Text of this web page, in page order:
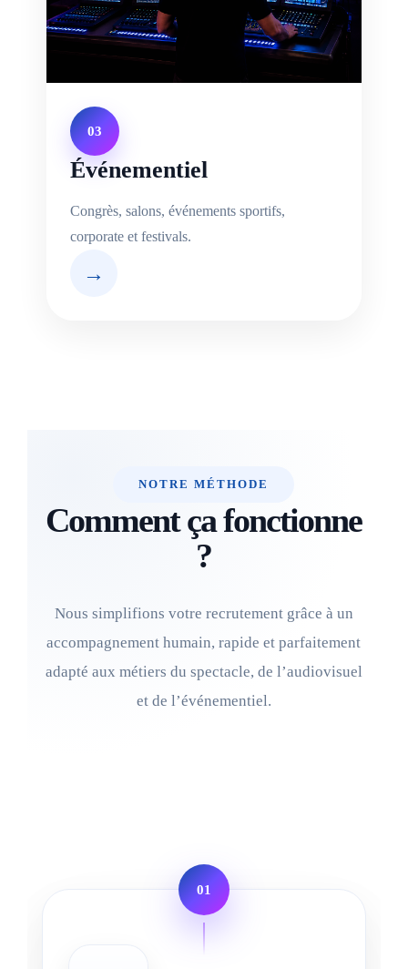
03
Événementiel
Congrès, salons, événements sportifs,
corporate et festivals.
→
NOTRE MÉTHODE
Comment ça fonctionne
?
Nous simplifions votre recrutement grâce à un
accompagnement humain, rapide et parfaitement
adapté aux métiers du spectacle, de l’audiovisuel
et de l’événementiel.
01